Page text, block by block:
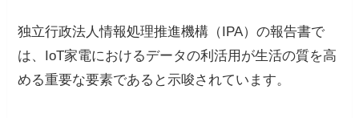
独立行政法人情報処理推進機構（IPA）の報告書で
は、IoT家電におけるデータの利活用が生活の質を高
める重要な要素であると示唆されています。